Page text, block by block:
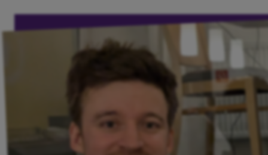
Mache bei uns mit!
Deine Spende für Volt!
Pressemitteilungen